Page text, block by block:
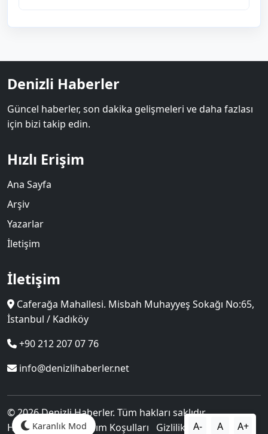
Denizli Haberler
Güncel haberler, son dakika gelişmeleri ve daha fazlası
için bizi takip edin.
Hızlı Erişim
Ana Sayfa
Arşiv
Yazarlar
İletişim
İletişim
Caferağa Mahallesi. Misbah Muhayyeş Sokağı No:65,
İstanbul / Kadıköy
+90 212 207 07 76
info@denizlihaberler.net
© 2026 Denizli Haberler. Tüm hakları saklıdır.
Hakkımızda
Kullanım Koşulları Gizlilik Politikası
Karanlık Mod A- A A+